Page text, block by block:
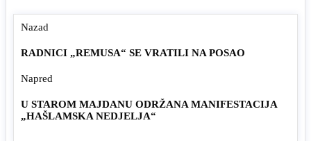
Nazad
RADNICI „REMUSA“ SE VRATILI NA POSAO
Napred
U STAROM MAJDANU ODRŽANA MANIFESTACIJA
„HAŠLAMSKA NEDJELJA“